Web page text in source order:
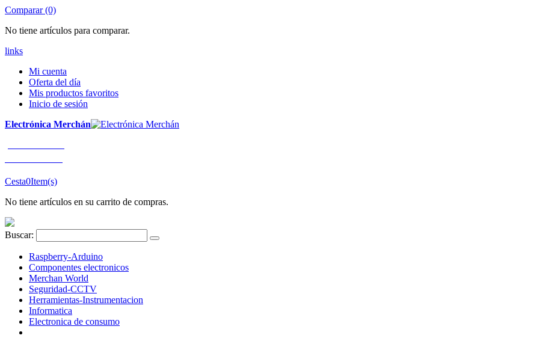
Comparar (0)
No tiene artículos para comparar.
links
Mi cuenta
Oferta del día
Mis productos favoritos
Inicio de sesión
Electrónica Merchán
Cesta0Item(s)
No tiene artículos en su carrito de compras.
Buscar:
Raspberry-Arduino
Componentes electronicos
Merchan World
Seguridad-CCTV
Herramientas-Instrumentacion
Informatica
Electronica de consumo